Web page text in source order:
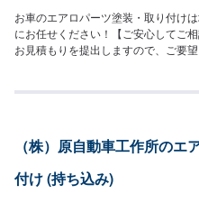
お車のエアロパーツ塗装・取り付け
にお任せください！【ご安心してご
お見積もりを提出しますので、ご要
します。お車のことでご不明な点や
理開始【5】修理終了・お支払い【6
業中にお車が必要なお客様には、代
にご相談ください。代車は、ご希望
（株）原自動車工作所のエ
付け (持ち込み)